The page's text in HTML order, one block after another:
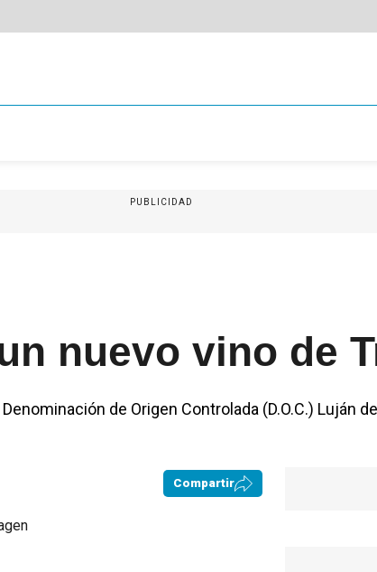
PUBLICIDAD
nuevo vino de
de Origen Controlada (D.O.C.) Luján
Compartir